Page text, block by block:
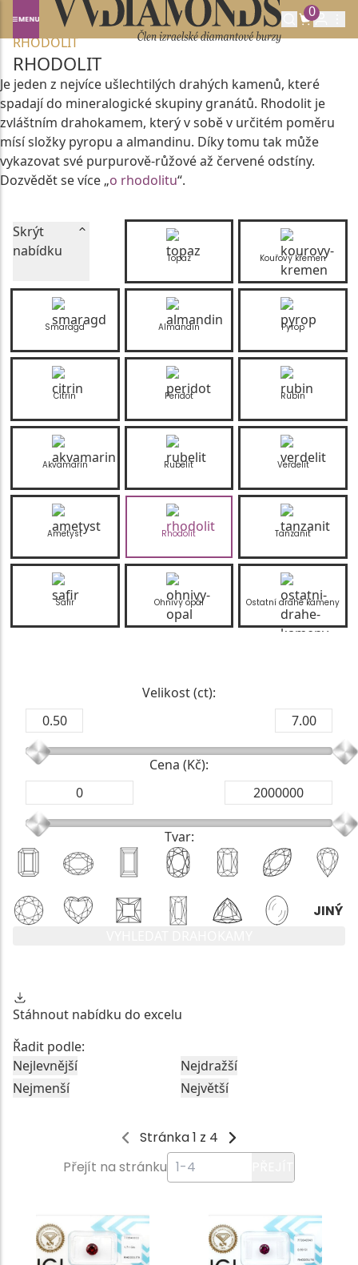
0
Domů
DRAHOKAMY A POLODRAHOKAMY
RHODOLIT
RHODOLIT
Je jeden z nejvíce ušlechtilých drahých kamenů, které
spadají do mineralogické skupiny granátů. Rhodolit je
zvláštním drahokamem, který v sobě v určitém poměru
mísí složky pyropu a almandinu. Díky tomu tak může
vykazovat své purpurově-růžové až červené odstíny.
Dozvědět se více „o rhodolitu“.
Skrýt
nabídku
Topaz Kouřový křemen
Smaragd Almandin Pyrop
Citrín Peridot Rubín
Akvamarín Rubelit Verdelit
Ametyst Rhodolit Tanzanit
Safír Ohnivý opál Ostatní drahé kameny
Velikost (ct):
Cena (Kč):
Tvar:
Stáhnout nabídku do excelu
Řadit podle:
Nejlevnější
Nejdražší
Nejmenší
Největší
Stránka 1 z 4
Přejít na stránku